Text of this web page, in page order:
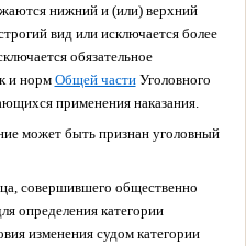
нижний и (или) верхний
вид или исключается более
обязательное
и норм Общей частиУголовного
применения наказания.
может быть признан уголовный
совершившего общественно
определения категории
изменения судом категории